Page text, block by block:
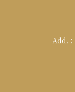
Add.：